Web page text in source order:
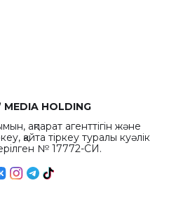
MEDIA HOLDING
ақпарат агенттігін және
қайта тіркеу туралы куәлік
№ 17772-СИ.